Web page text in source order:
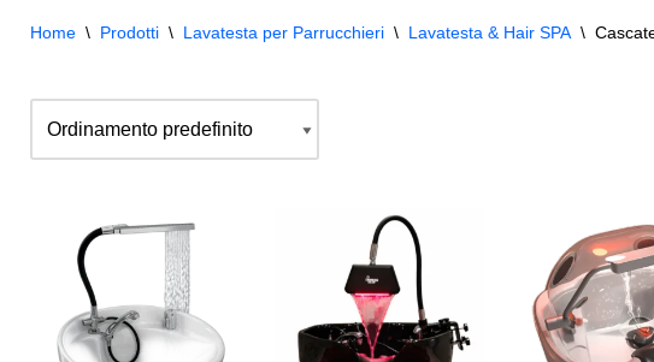
Home \ Prodotti \ Lavatesta per Parrucchieri \ Lavatesta & Hair SPA \